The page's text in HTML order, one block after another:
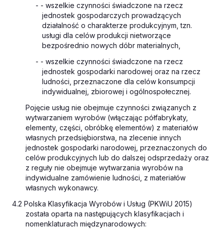
- - wszelkie czynności świadczone na rzecz
jednostek gospodarczych prowadzących
działalność o charakterze produkcyjnym, tzn.
usługi dla celów produkcji nietworzące
bezpośrednio nowych dóbr materialnych,
- - wszelkie czynności świadczone na rzecz
jednostek gospodarki narodowej oraz na rzecz
ludności, przeznaczone dla celów konsumpcji
indywidualnej, zbiorowej i ogólnospołecznej.
Pojęcie usług nie obejmuje czynności związanych z
wytwarzaniem wyrobów (włączając półfabrykaty,
elementy, części, obróbkę elementów) z materiałów
własnych przedsiębiorstwa, na zlecenie innych
jednostek gospodarki narodowej, przeznaczonych do
celów produkcyjnych lub do dalszej odsprzedaży oraz
z reguły nie obejmuje wytwarzania wyrobów na
indywidualne zamówienie ludności, z materiałów
własnych wykonawcy.
4.2 Polska Klasyfikacja Wyrobów i Usług (PKWiU 2015)
została oparta na następujących klasyfikacjach i
nomenklaturach międzynarodowych: